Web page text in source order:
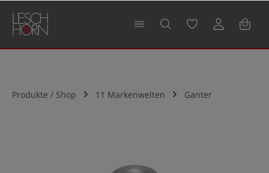
springen
Produkte / Shop 11 Markenwelten Ganter